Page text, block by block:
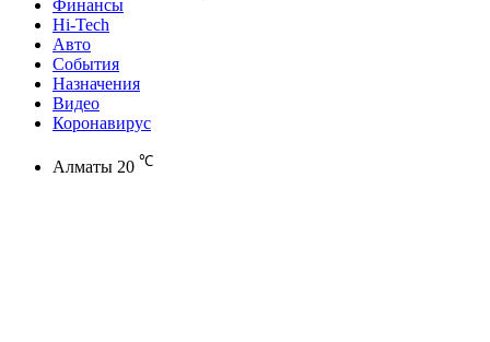
Финансы
Hi-Tech
Авто
События
Назначения
Видео
Коронавирус
Алматы 20 ℃